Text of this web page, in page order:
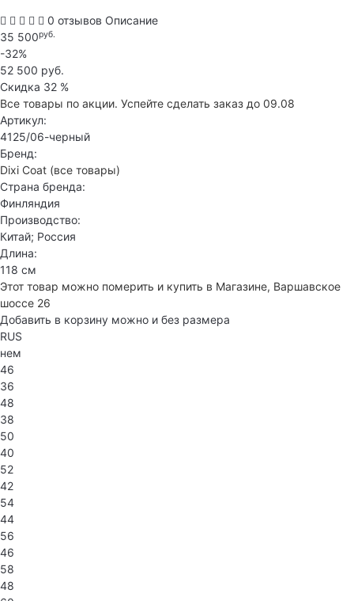
0 отзывов Описание
35 500руб.
-32%
52 500 руб.
Скидка 32 %
Все товары по акции. Успейте сделать заказ до 09.08
Артикул:
4125/06-черный
Бренд:
Dixi Coat (все товары)
Страна бренда:
Финляндия
Производство:
Китай; Россия
Длина:
118 см
Этот товар можно померить и купить в Магазине, Варшавское
шоссе 26
Добавить в корзину можно и без размера
RUS
нем
46
36
48
38
50
40
52
42
54
44
56
46
58
48